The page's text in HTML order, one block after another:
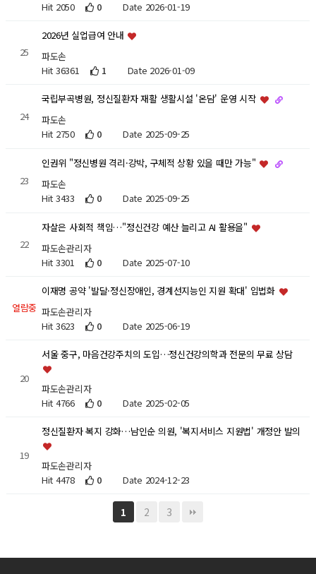
Hit 2050
0 Date 2026-01-19
25
2026년 실업급여 안내
파도손
Hit 36361
1 Date 2026-01-09
24
국립부곡병원, 정신질환자 재활 생활시설 '온담' 운영 시작
파도손
Hit 2750
0 Date 2025-09-25
23
인권위 "정신병원 격리·강박, 구체적 상황 있을 때만 가능"
파도손
Hit 3433
0 Date 2025-09-25
22
자살은 사회적 책임…"정신건강 예산 늘리고 AI 활용을"
파도손관리자
Hit 3301
0 Date 2025-07-10
열람중
이재명 공약 '발달·정신장애인, 경계선지능인 지원 확대' 입법화
파도손관리자
Hit 3623
0 Date 2025-06-19
20
서울 중구, 마음건강주치의 도입…정신건강의학과 전문의 무료 상담
파도손관리자
Hit 4766
0 Date 2025-02-05
19
정신질환자 복지 강화…남인순 의원, '복지서비스 지원법' 개정안 발의
파도손관리자
Hit 4478
0 Date 2024-12-23
1 2 3